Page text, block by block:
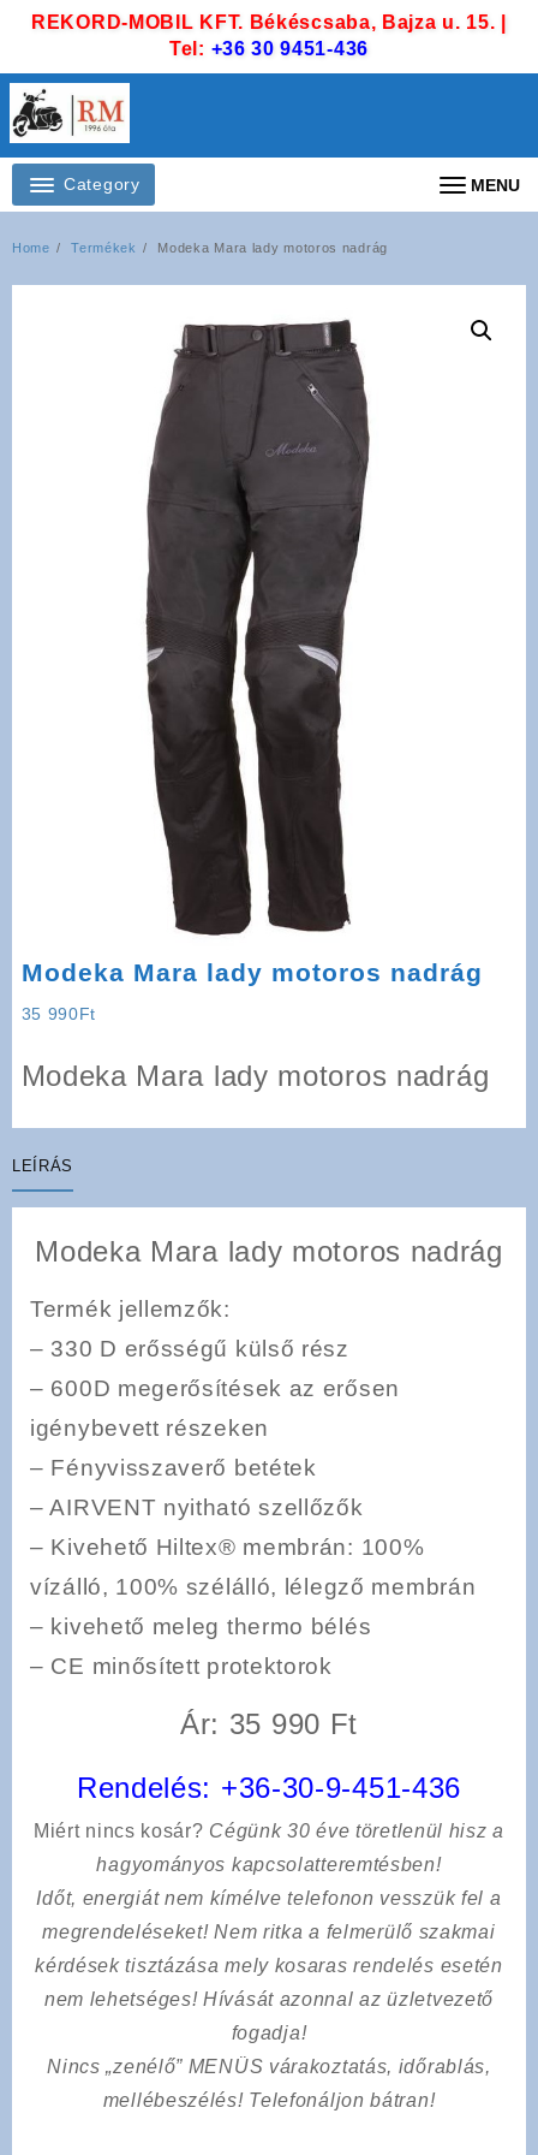
REKORD-MOBIL KFT. Békéscsaba, Bajza u. 15. |
Tel: +36 30 9451-436
Category MENU
Home Termékek Modeka Mara lady motoros nadrág
Modeka Mara lady motoros nadrág
35 990Ft
Modeka Mara lady motoros nadrág
LEÍRÁS
Modeka Mara lady motoros nadrág
Termék jellemzők:
– 330 D erősségű külső rész
– 600D megerősítések az erősen
igénybevett részeken
– Fényvisszaverő betétek
– AIRVENT nyitható szellőzők
– Kivehető Hiltex® membrán: 100%
vízálló, 100% szélálló, lélegző membrán
– kivehető meleg thermo bélés
– CE minősített protektorok
Ár: 35 990 Ft
Rendelés: +36-30-9-451-436
Miért nincs kosár? Cégünk 30 éve töretlenül hisz a
hagyományos kapcsolatteremtésben!
Időt, energiát nem kímélvetelefonon vesszük fel a
megrendeléseket! Nem ritka a felmerülő szakmai
kérdések tisztázása mely kosaras rendelés esetén
nem lehetséges! Hívását azonnal az üzletvezető
fogadja!
Nincs „zenélő” MENÜS várakoztatás, időrablás,
mellébeszélés! Telefonáljon bátran!